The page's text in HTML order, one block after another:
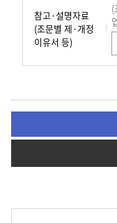
참고·설명자료
(조문별 제·개정
이유서 등)
(